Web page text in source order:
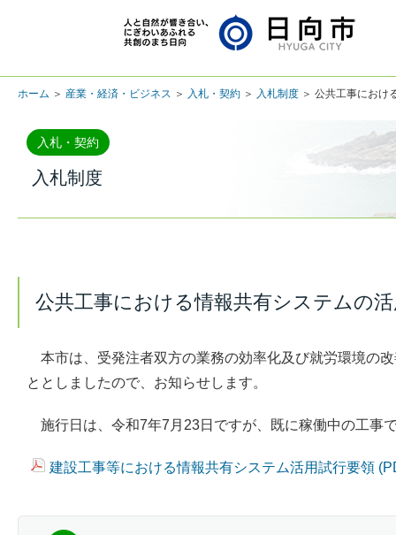
ホーム ＞ 産業・経済・ビジネス ＞ 入札・契約 ＞ 入札制度 ＞ 公共工事におけ
入札・契約
入札制度
公共工事における情報共有システムの
本市は、受発注者双方の業務の効率化及び就労環境の
ととしましたので、お知らせします。
施行日は、令和7年7月23日ですが、既に稼働中の工事
建設工事等における情報共有システム活用試行要領